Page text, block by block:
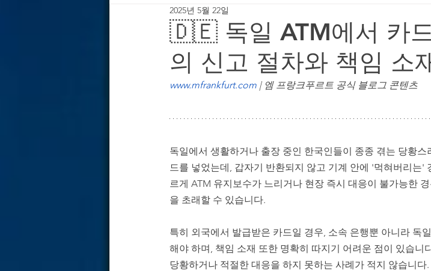
주재원·파견인 HR & 노동 규정
독일 경제·산업 & 기업 환경 분석 독일 정착 행정 & 주재원 가족 지원
🇩🇪 독일 ATM에서 카
의 신고 절차와 책임 소
2025년 5월 22일
www.mfrankfurt.com | 엠 프랑크푸르트 공식 블로그 콘텐츠
독일에서 생활하거나 출장 중인 한국인들이 종종 겪는 당황
드를 넣었는데, 갑자기 반환되지 않고 기계 안에 '먹혀버리는'
르게 ATM 유지보수가 느리거나 현장 즉시 대응이 불가능한
을 초래할 수 있습니다.
특히 외국에서 발급받은 카드일 경우, 소속 은행뿐 아니라 독
해야 하며, 책임 소재 또한 명확히 따지기 어려운 점이 있습니
당황하거나 적절한 대응을 하지 못하는 사례가 적지 않습니다.